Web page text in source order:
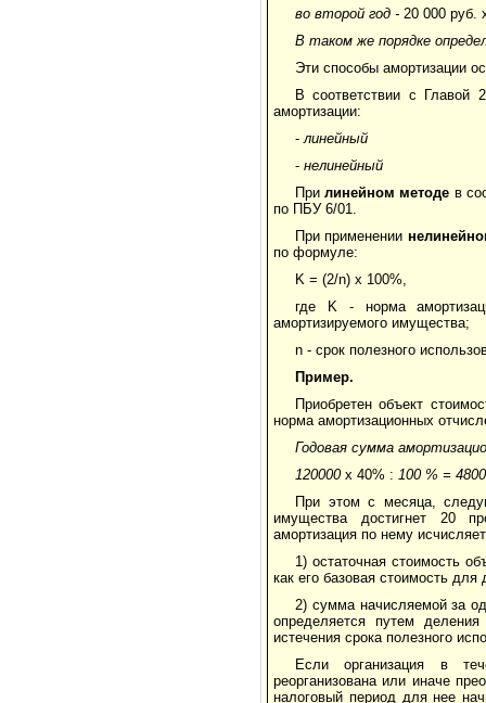
во второй год - 20 000 руб.
В таком же порядке
Эти способы амортизации
В соответствии с Главой
амортизации:
-линейный
- нелинейный
Прилинейном методе в
по ПБУ 6/01.
При применении
по формуле:
K = (2/n) x 100%,
где K - норма
амортизируемого имущества;
n - срок полезного
Пример.
Приобретен объект
норма амортизационных
Годовая сумма
120000 х 40% : 100 % =
При этом с месяца,
имущества достигнет 20
амортизация по нему
1) остаточная стоимость
как его базовая стоимость
2) сумма начисляемой за
определяется путем
истечения срока полезного
Если организация в
реорганизована или иначе
налоговый период для нее